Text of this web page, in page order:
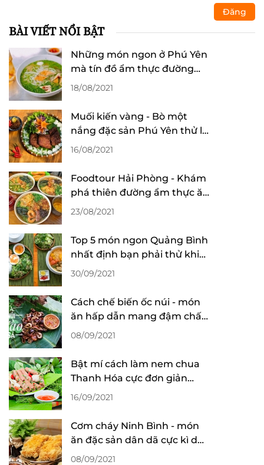
Đăng
BÀI VIẾT NỔI BẬT
Những món ngon ở Phú Yên
mà tín đồ ẩm thực đường
phố nhất định phải thử
18/08/2021
Muối kiến vàng - Bò một
nắng đặc sản Phú Yên thử là
mê
16/08/2021
Foodtour Hải Phòng - Khám
phá thiên đường ẩm thực ăn
hoài không chán
23/08/2021
Top 5 món ngon Quảng Bình
nhất định bạn phải thử khi
đến du lịch
30/09/2021
Cách chế biến ốc núi - món
ăn hấp dẫn mang đậm chất
Ninh Bình
08/09/2021
Bật mí cách làm nem chua
Thanh Hóa cực đơn giản
nhưng ngon như lời đồn
16/09/2021
Cơm cháy Ninh Bình - món
ăn đặc sản dân dã cực kì dễ
ăn dễ ghiền
08/09/2021